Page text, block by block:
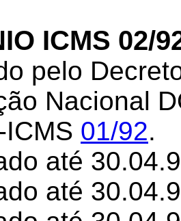
ICMS 02/
pelo
Nacional
01/92.
até
até